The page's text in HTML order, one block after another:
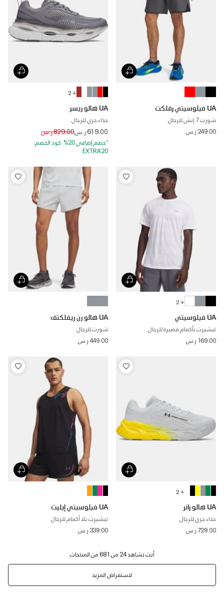
UA فيلوسيتي رفلكت
شورت 7 إنش للرجال
249.00 ر.س
+ 2
UA هالو ريسر
حذاء جري للرجال
619.00 ر.س Price reduced from
829.00 ر.س to
*خصم إضافي 20%. كود الخصم:
EXTRA20
+ 2
UA فيلوسيتي
تيشيرت بأكمام قصيرة للرجال
169.00 ر.س
UA هالو رن ريفلكتف
شورت للرجال
449.00 ر.س
+ 2
UA هالو رانر
حذاء جري للرجال
729.00 ر.س
UA فيلوسيتي إيليت
تيشيرت بلا أكمام للرجال
339.00 ر.س
‏‫أنت تشاهد 24 من 681 من المنتجات
لاستعراض المزيد